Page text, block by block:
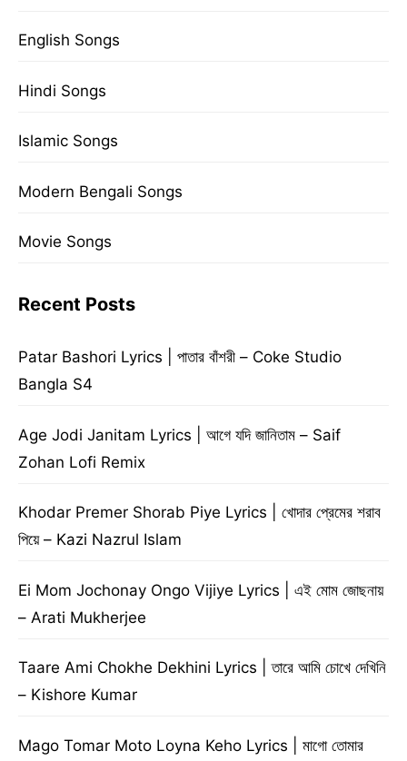
English Songs
Hindi Songs
Islamic Songs
Modern Bengali Songs
Movie Songs
Recent Posts
Patar Bashori Lyrics | পাতার বাঁশরী – Coke Studio
Bangla S4
Age Jodi Janitam Lyrics | আগে যদি জানিতাম – Saif
Zohan Lofi Remix
Khodar Premer Shorab Piye Lyrics | খোদার প্রেমের শরাব
পিয়ে – Kazi Nazrul Islam
Ei Mom Jochonay Ongo Vijiye Lyrics | এই মোম জোছনায়
– Arati Mukherjee
Taare Ami Chokhe Dekhini Lyrics | তারে আমি চোখে দেখিনি
– Kishore Kumar
Mago Tomar Moto Loyna Keho Lyrics | মাগো তোমার